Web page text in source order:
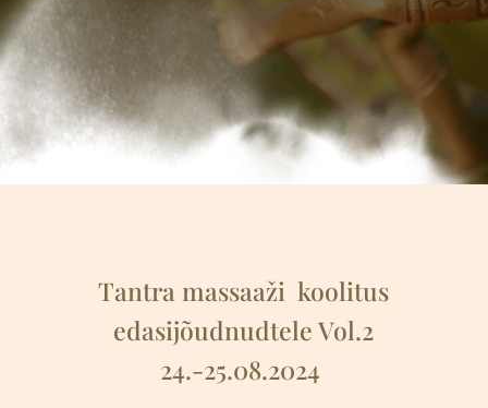
Tantra massaaži koolitus
edasijõudnudtele Vol.2
24.-25.08.2024